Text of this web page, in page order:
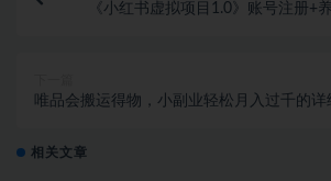
《小红书虚拟项目1.0》账号注册+
唯品会搬运得物，小副业轻松月入过千的详
相关文章